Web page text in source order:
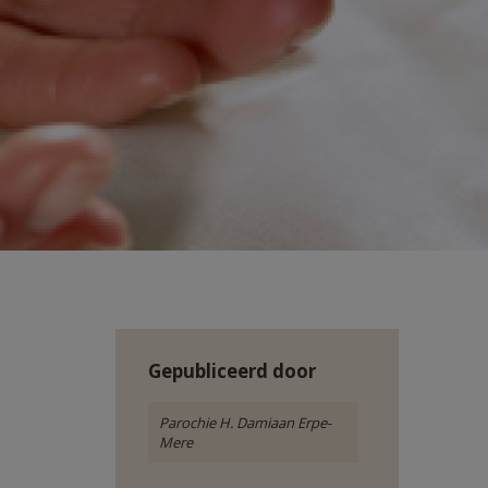
Gepubliceerd door
Parochie H. Damiaan Erpe-
Mere